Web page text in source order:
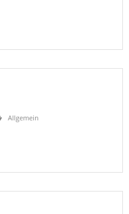
Allgemein